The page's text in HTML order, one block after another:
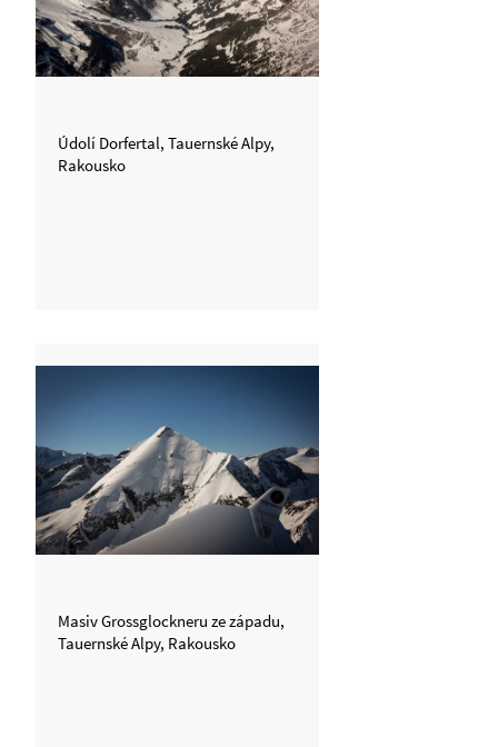
Údolí Dorfertal, Tauernské Alpy,
Rakousko
Masiv Grossglockneru ze západu,
Tauernské Alpy, Rakousko